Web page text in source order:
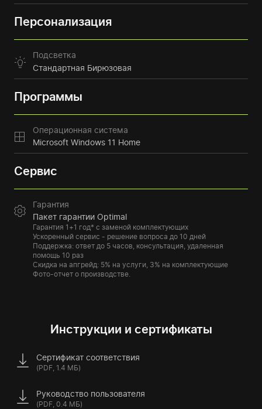
Персонализация
Подсветка
Стандартная Бирюзовая
Программы
Операционная система
Microsoft Windows 11 Home
Сервис
Гарантия
Пакет гарантии Optimal
Гарантия 1+1 год* с заменой комплектующих
Ускоренный сервис - решение вопроса до 10 дней
Поддержка: ответ до 5 часов, консультация, удаленная
помощь 10 раз
Скидка на апгрейд: 5% на услуги, 3% на комплектующие
Фото-отчет о производстве.
Инструкции и сертификаты
Сертификат соответствия
(PDF, 1.4 МБ)
Руководство пользователя
(PDF, 0.4 МБ)